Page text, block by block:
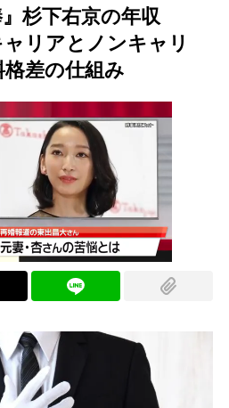
杉下右京の年収
リアとノンキャリ
差の仕組み